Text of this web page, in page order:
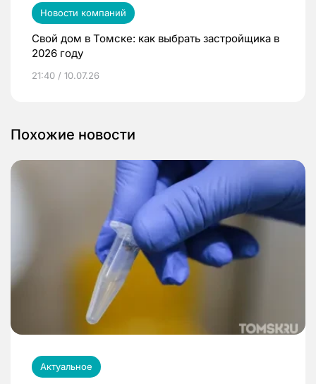
Новости компаний
Свой дом в Томске: как выбрать застройщика в
2026 году
21:40 / 10.07.26
Похожие новости
Актуальное